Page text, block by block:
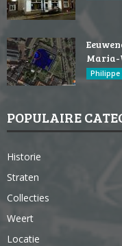
Maria-
Philippe
POPULAIRE
Historie
Straten
Collecties
Weert
Locatie